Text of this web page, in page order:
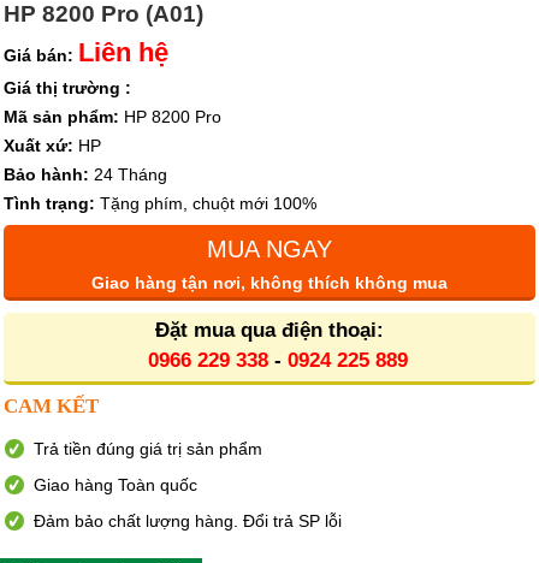
HP 8200 Pro (A01)
Giá bán: Liên hệ
Giá thị trường :
Mã sản phẩm: HP 8200 Pro
Xuất xứ: HP
Bảo hành: 24 Tháng
Tình trạng: Tặng phím, chuột mới 100%
MUA NGAY
Giao hàng tận nơi, không thích không mua
Đặt mua qua điện thoại:
0966 229 338- 0924 225 889
CAM KẾT
Trả tiền đúng giá trị sản phẩm
Giao hàng Toàn quốc
Đảm bảo chất lượng hàng. Đổi trả SP lỗi